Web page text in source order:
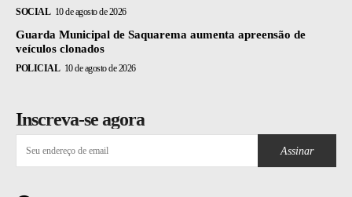
SOCIAL 10 de agosto de 2026
Guarda Municipal de Saquarema aumenta apreensão de
veículos clonados
POLICIAL 10 de agosto de 2026
Inscreva-se agora
Assinar